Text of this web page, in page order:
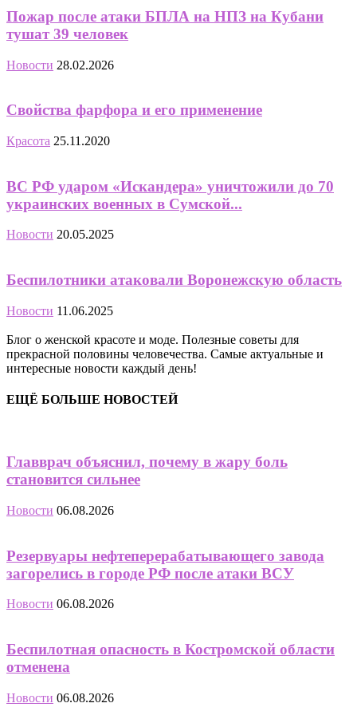
Пожар после атаки БПЛА на НПЗ на Кубани
тушат 39 человек
Новости 28.02.2026
Свойства фарфора и его применение
Красота 25.11.2020
ВС РФ ударом «Искандера» уничтожили до 70
украинских военных в Сумской...
Новости 20.05.2025
Беспилотники атаковали Воронежскую область
Новости 11.06.2025
Блог о женской красоте и моде. Полезные советы для
прекрасной половины человечества. Самые актуальные и
интересные новости каждый день!
ЕЩЁ БОЛЬШЕ НОВОСТЕЙ
Главврач объяснил, почему в жару боль
становится сильнее
Новости 06.08.2026
Резервуары нефтеперерабатывающего завода
загорелись в городе РФ после атаки ВСУ
Новости 06.08.2026
Беспилотная опасность в Костромской области
отменена
Новости 06.08.2026